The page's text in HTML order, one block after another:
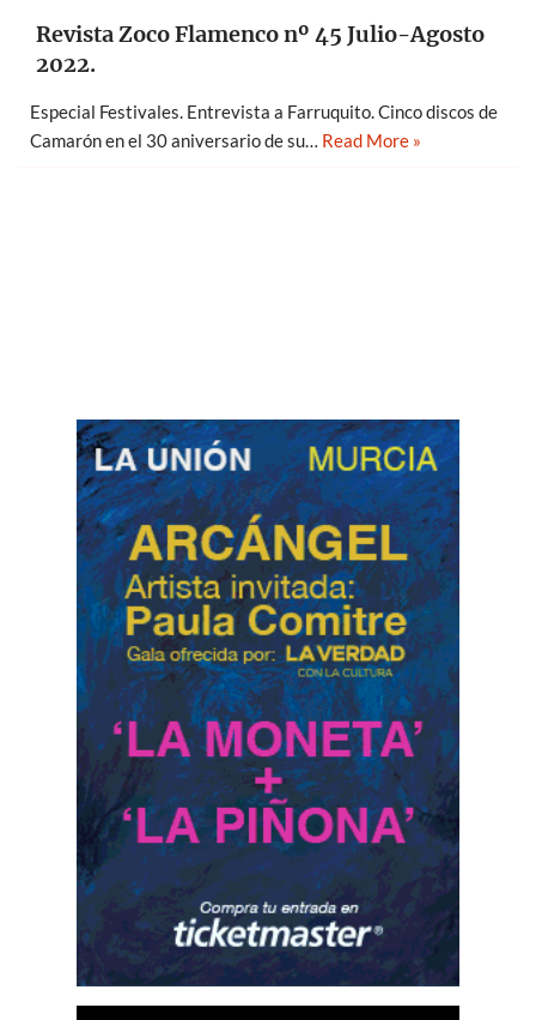
Revista Zoco Flamenco nº 45 Julio-Agosto
2022.
Especial Festivales. Entrevista a Farruquito. Cinco discos de
Camarón en el 30 aniversario de su… Read More »